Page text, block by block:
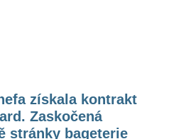
získala kontrakt
Zaskočená
stránky bageterie